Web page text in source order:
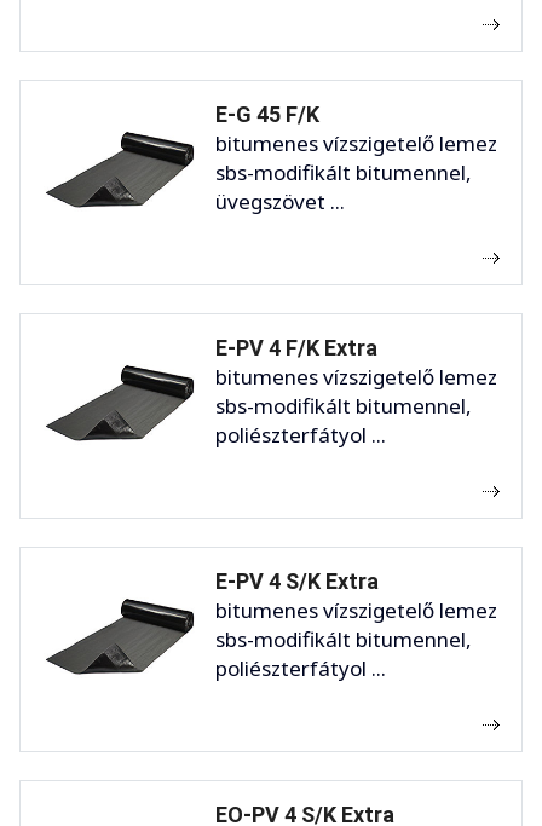
E-G 45 F/K
bitumenes vízszigetelő lemez
sbs-modifikált bitumennel,
üvegszövet ...
E-PV 4 F/K Extra
bitumenes vízszigetelő lemez
sbs-modifikált bitumennel,
poliészterfátyol ...
E-PV 4 S/K Extra
bitumenes vízszigetelő lemez
sbs-modifikált bitumennel,
poliészterfátyol ...
EO-PV 4 S/K Extra